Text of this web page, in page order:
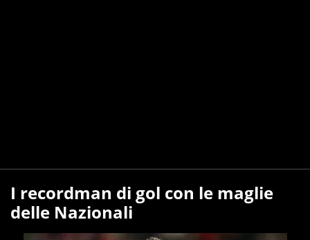
I recordman di gol con le maglie
delle Nazionali